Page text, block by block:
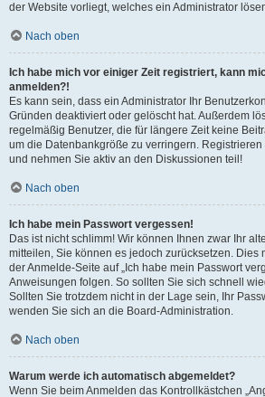
der Website vorliegt, welches ein Administrator
Nach oben
Ich habe mich vor einiger Zeit registriert, kann
anmelden?!
Es kann sein, dass ein Administrator Ihr
Gründen deaktiviert oder gelöscht hat. Außerdem
regelmäßig Benutzer, die für längere Zeit keine
um die Datenbankgröße zu verringern.
und nehmen Sie aktiv an den Diskussionen teil!
Nach oben
Ich habe mein Passwort vergessen!
Das ist nicht schlimm! Wir können Ihnen zwar Ihr
mitteilen, Sie können es jedoch zurücksetzen. Dies
der Anmelde-Seite auf „Ich habe mein Passwort
Anweisungen folgen. So sollten Sie sich schnell
Sollten Sie trotzdem nicht in der Lage sein, Ihr
wenden Sie sich an die Board-Administration.
Nach oben
Warum werde ich automatisch abgemeldet?
Wenn Sie beim Anmelden das Kontrollkästchen